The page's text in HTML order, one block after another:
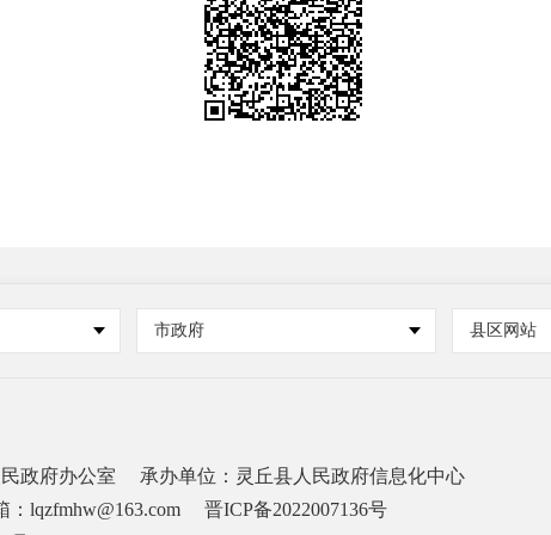
市政府 县区网站
政府办公室
承办单位：灵丘县人民政府信息化中心
：lqzfmhw@163.com
晋ICP备2022007136号